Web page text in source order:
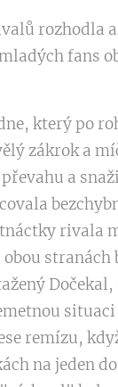
rozhodla
fans
který po
zákrok a
a
rivala
remízu,
na jeden